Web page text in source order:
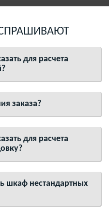
для расчета
заказа?
для расчета
шкаф нестандартных